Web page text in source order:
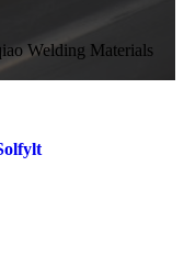
Welding Materials